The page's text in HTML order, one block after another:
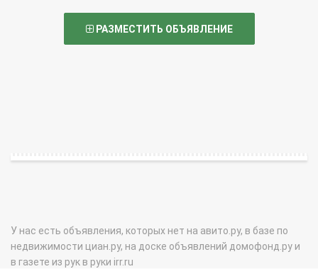
РАЗМЕСТИТЬ ОБЪЯВЛЕНИЕ
У нас есть объявления, которых нет на авито.ру, в базе по
недвижимости циан.ру, на доске объявлений домофонд.ру и
в газете из рук в руки irr.ru